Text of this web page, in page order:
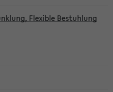
Flexible Bestuhlung